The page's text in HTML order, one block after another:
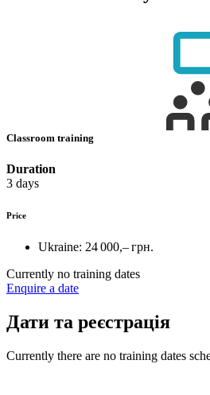
Classroom training
Duration
3 days
Price
Ukraine: 24 000,– грн.
Currently no training dates
Enquire a date
Дати та реєстрація
Currently there are no training dates